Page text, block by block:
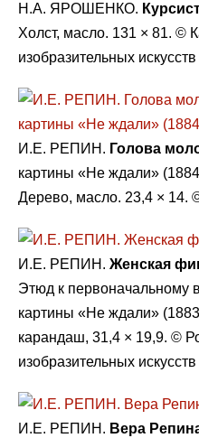
Н.А. ЯРОШЕНКО.
Холст, масло. 131 × 81. ©
изобразительных искусств
И.Е. РЕПИН. Голова
картины «Не ждали»
Дерево, масло. 23,4 × 14.
И.Е. РЕПИН. Женская
Этюд к первоначальному
картины «Не ждали»
карандаш, 31,4 × 19,9. ©
изобразительных искусств
И.Е. РЕПИН. Вера